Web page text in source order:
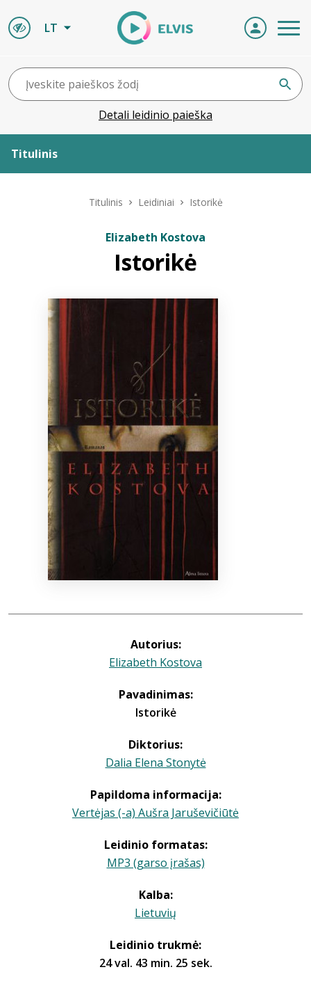
LT
Detali leidinio paieška
Titulinis
Naujienos
+370 667 80 541
Titulinis Leidiniai Istorikė
Elizabeth Kostova
Istorikė
Autorius:
Elizabeth Kostova
Pavadinimas:
Istorikė
Diktorius:
Dalia Elena Stonytė
Papildoma informacija:
Vertėjas (-a) Aušra Jaruševičiūtė
Leidinio formatas:
MP3 (garso įrašas)
Kalba:
Lietuvių
Leidinio trukmė:
24 val. 43 min. 25 sek.